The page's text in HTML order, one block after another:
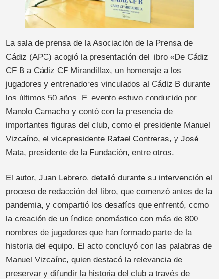
La sala de prensa de la Asociación de la Prensa de
Cádiz (APC) acogió la presentación del libro «De Cádiz
CF B a Cádiz CF Mirandilla», un homenaje a los
jugadores y entrenadores vinculados al Cádiz B durante
los últimos 50 años. El evento estuvo conducido por
Manolo Camacho y contó con la presencia de
importantes figuras del club, como el presidente Manuel
Vizcaíno, el vicepresidente Rafael Contreras, y José
Mata, presidente de la Fundación, entre otros.
El autor, Juan Lebrero, detalló durante su intervención el
proceso de redacción del libro, que comenzó antes de la
pandemia, y compartió los desafíos que enfrentó, como
la creación de un índice onomástico con más de 800
nombres de jugadores que han formado parte de la
historia del equipo. El acto concluyó con las palabras de
Manuel Vizcaíno, quien destacó la relevancia de
preservar y difundir la historia del club a través de